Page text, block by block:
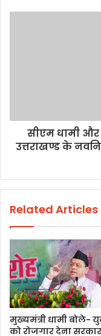
सीएम धामी और
उत्तराखण्ड के
Related Articles
मुख्यमंत्री धामी बोले-
को रोजगार देना